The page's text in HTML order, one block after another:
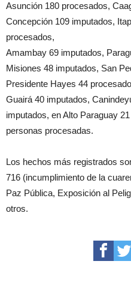
Asunción 180 procesados,
Concepción 109 imputados,
procesados,
Amambay 69 imputados,
Misiones 48 imputados, San
Presidente Hayes 44
Guairá 40 imputados,
imputados, en Alto Paraguay
personas procesadas.
Los hechos más registrados
716 (incumplimiento de la
Paz Pública, Exposición al
otros.